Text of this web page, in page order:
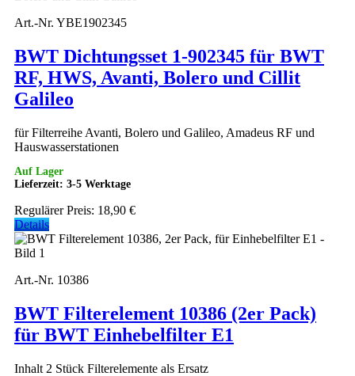
Art.-Nr. YBE1902345
BWT Dichtungsset 1-902345 für BWT
RF, HWS, Avanti, Bolero und Cillit
Galileo
für Filterreihe Avanti, Bolero und Galileo, Amadeus RF und
Hauswasserstationen
Auf Lager
Lieferzeit: 3-5 Werktage
Regulärer Preis: 18,90 €
Details
Art.-Nr. 10386
BWT Filterelement 10386 (2er Pack)
für BWT Einhebelfilter E1
Inhalt 2 Stück Filterelemente als Ersatz